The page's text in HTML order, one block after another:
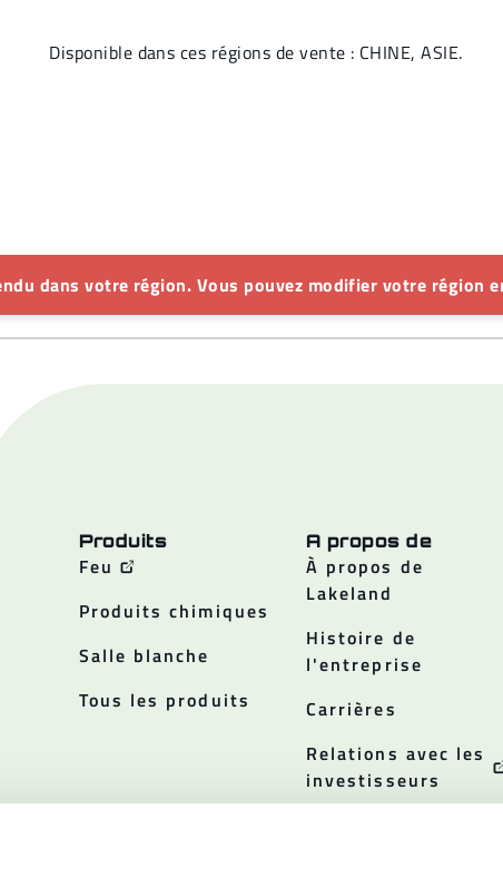
Disponible dans ces régions de vente : CHINE, ASIE.
dans votre région. Vous pouvez modifier votre région
Produits
Feu
Produits chimiques
Salle blanche
Tous les produits
A propos de
À propos de
Lakeland
Histoire de
l'entreprise
Carrières
Relations avec les
investisseurs